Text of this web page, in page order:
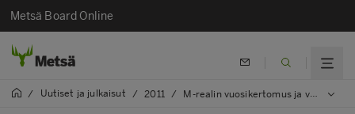
Metsä Board Online
/ Uutiset ja julkaisut / 2011 / M-realin vuosikertomus ja vuosikooste vuodelta 2010 julkaistu